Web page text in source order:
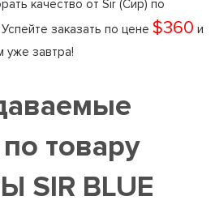
качество от Sir (Сир) по
заказать по цене $360 и
уже завтра!
товару
SIR BLUE